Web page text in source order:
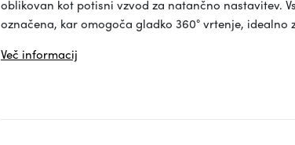
oblikovan kot potisni vzvod za natančno nastavitev.
označena, kar omogoča gladko 360° vrtenje,
Več informacij